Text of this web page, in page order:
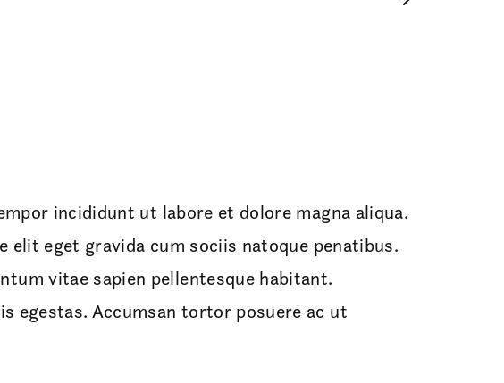
incididunt ut labore et dolore magna aliqua.
elit eget gravida cum sociis natoque penatibus.
vitae sapien pellentesque habitant.
egestas. Accumsan tortor posuere ac ut